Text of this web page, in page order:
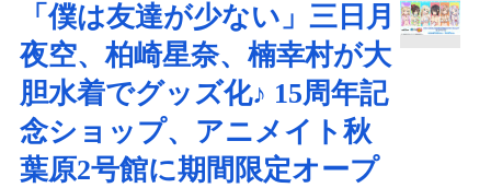
「僕は友達が少ない」三日月
夜空、柏崎星奈、楠幸村が大
胆水着でグッズ化♪ 15周年記
念ショップ、アニメイト秋
葉原2号館に期間限定オープ